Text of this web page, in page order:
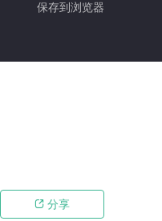
保存到浏览器
 分享